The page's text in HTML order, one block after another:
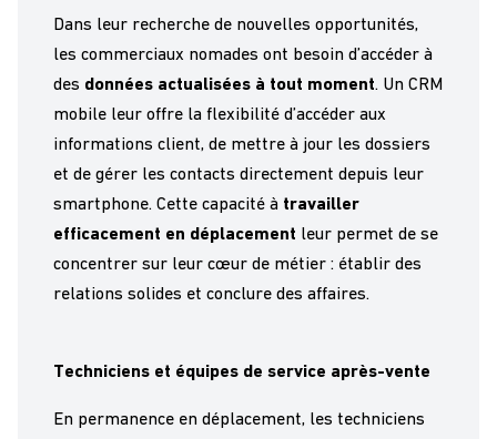
Dans leur recherche de nouvelles opportunités,
les commerciaux nomades ont besoin d’accéder à
des données actualisées à tout moment. Un CRM
mobile leur offre la flexibilité d’accéder aux
informations client, de mettre à jour les dossiers
et de gérer les contacts directement depuis leur
smartphone. Cette capacité à travailler
efficacement en déplacement leur permet de se
concentrer sur leur cœur de métier : établir des
relations solides et conclure des affaires.
Techniciens et équipes de service après-vente
En permanence en déplacement, les techniciens